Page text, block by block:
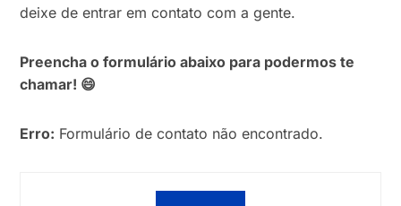
deixe de entrar em contato com a gente.
Preencha o formulário abaixo para podermos te
chamar! 😄
Erro: Formulário de contato não encontrado.